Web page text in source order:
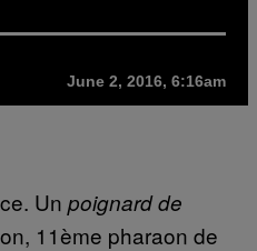
June 2, 2016, 6:16am
Un poignard de
11ème pharaon de